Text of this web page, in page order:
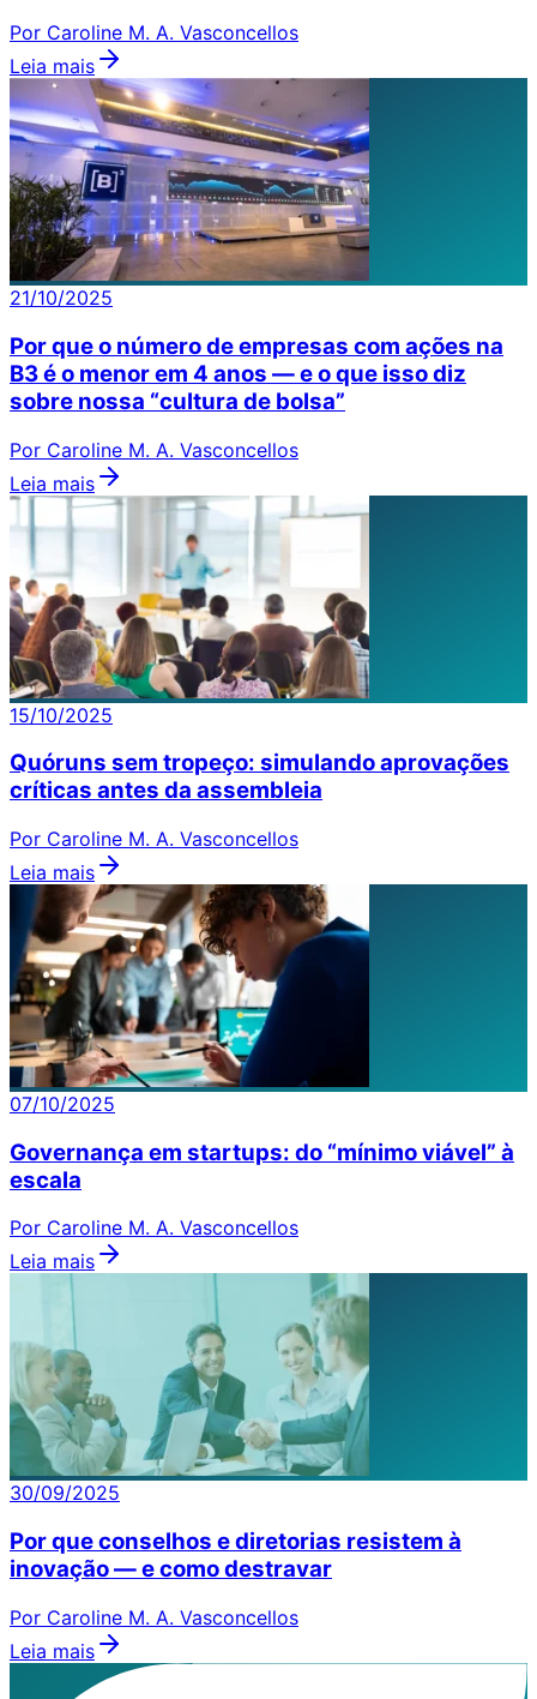
Por Caroline M. A. Vasconcellos
Leia mais
21/10/2025
Por que o número de empresas com ações na
B3 é o menor em 4 anos — e o que isso diz
sobre nossa “cultura de bolsa”
Por Caroline M. A. Vasconcellos
Leia mais
15/10/2025
Quóruns sem tropeço: simulando aprovações
críticas antes da assembleia
Por Caroline M. A. Vasconcellos
Leia mais
07/10/2025
Governança em startups: do “mínimo viável” à
escala
Por Caroline M. A. Vasconcellos
Leia mais
30/09/2025
Por que conselhos e diretorias resistem à
inovação — e como destravar
Por Caroline M. A. Vasconcellos
Leia mais